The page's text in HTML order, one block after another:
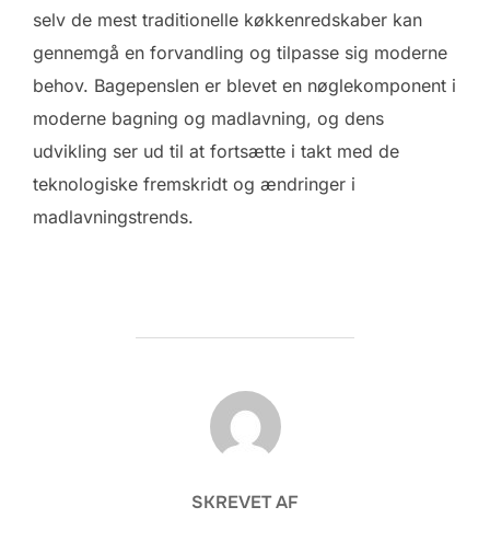
selv de mest traditionelle køkkenredskaber kan
gennemgå en forvandling og tilpasse sig moderne
behov. Bagepenslen er blevet en nøglekomponent i
moderne bagning og madlavning, og dens
udvikling ser ud til at fortsætte i takt med de
teknologiske fremskridt og ændringer i
madlavningstrends.
FORFATTER
SKREVET AF